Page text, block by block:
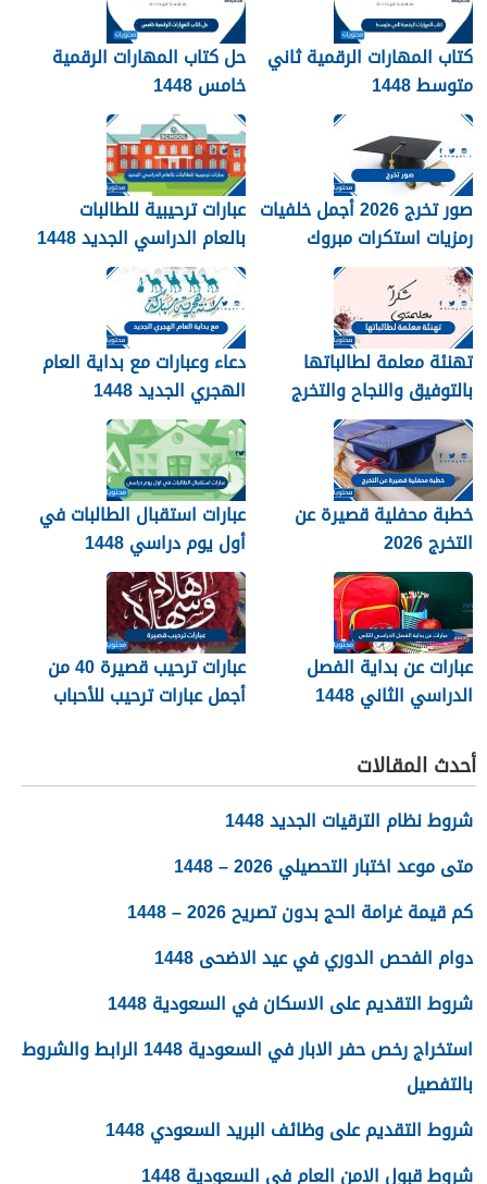
كتاب المهارات الرقمية ثاني
متوسط 1448
حل كتاب المهارات الرقمية
خامس 1448
صور تخرج 2026 أجمل خلفيات
رمزيات استكرات مبروك
التخرج 1448
عبارات ترحيبية للطالبات
بالعام الدراسي الجديد 1448
بالصور
تهنئة معلمة لطالباتها
بالتوفيق والنجاح والتخرج
2026
دعاء وعبارات مع بداية العام
الهجري الجديد 1448
خطبة محفلية قصيرة عن
التخرج 2026
عبارات استقبال الطالبات في
أول يوم دراسي 1448
عبارات عن بداية الفصل
الدراسي الثاني 1448
عبارات ترحيب قصيرة 40 من
أجمل عبارات ترحيب للأحباب
أحدث المقالات
شروط نظام الترقيات الجديد 1448
متى موعد اختبار التحصيلي 2026 – 1448
كم قيمة غرامة الحج بدون تصريح 2026 – 1448
دوام الفحص الدوري في عيد الاضحى 1448
شروط التقديم على الاسكان في السعودية 1448
استخراج رخص حفر الابار في السعودية 1448 الرابط والشروط
بالتفصيل
شروط التقديم على وظائف البريد السعودي 1448
شروط قبول الامن العام في السعودية 1448